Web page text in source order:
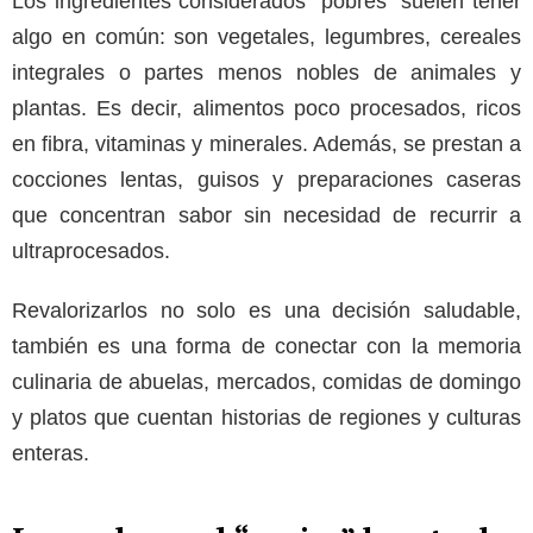
algo en común: son vegetales, legumbres, cereales
integrales o partes menos nobles de animales y
plantas. Es decir, alimentos poco procesados, ricos
en fibra, vitaminas y minerales. Además, se prestan a
cocciones lentas, guisos y preparaciones caseras
que concentran sabor sin necesidad de recurrir a
ultraprocesados.
Revalorizarlos no solo es una decisión saludable,
también es una forma de conectar con la memoria
culinaria de abuelas, mercados, comidas de domingo
y platos que cuentan historias de regiones y culturas
enteras.